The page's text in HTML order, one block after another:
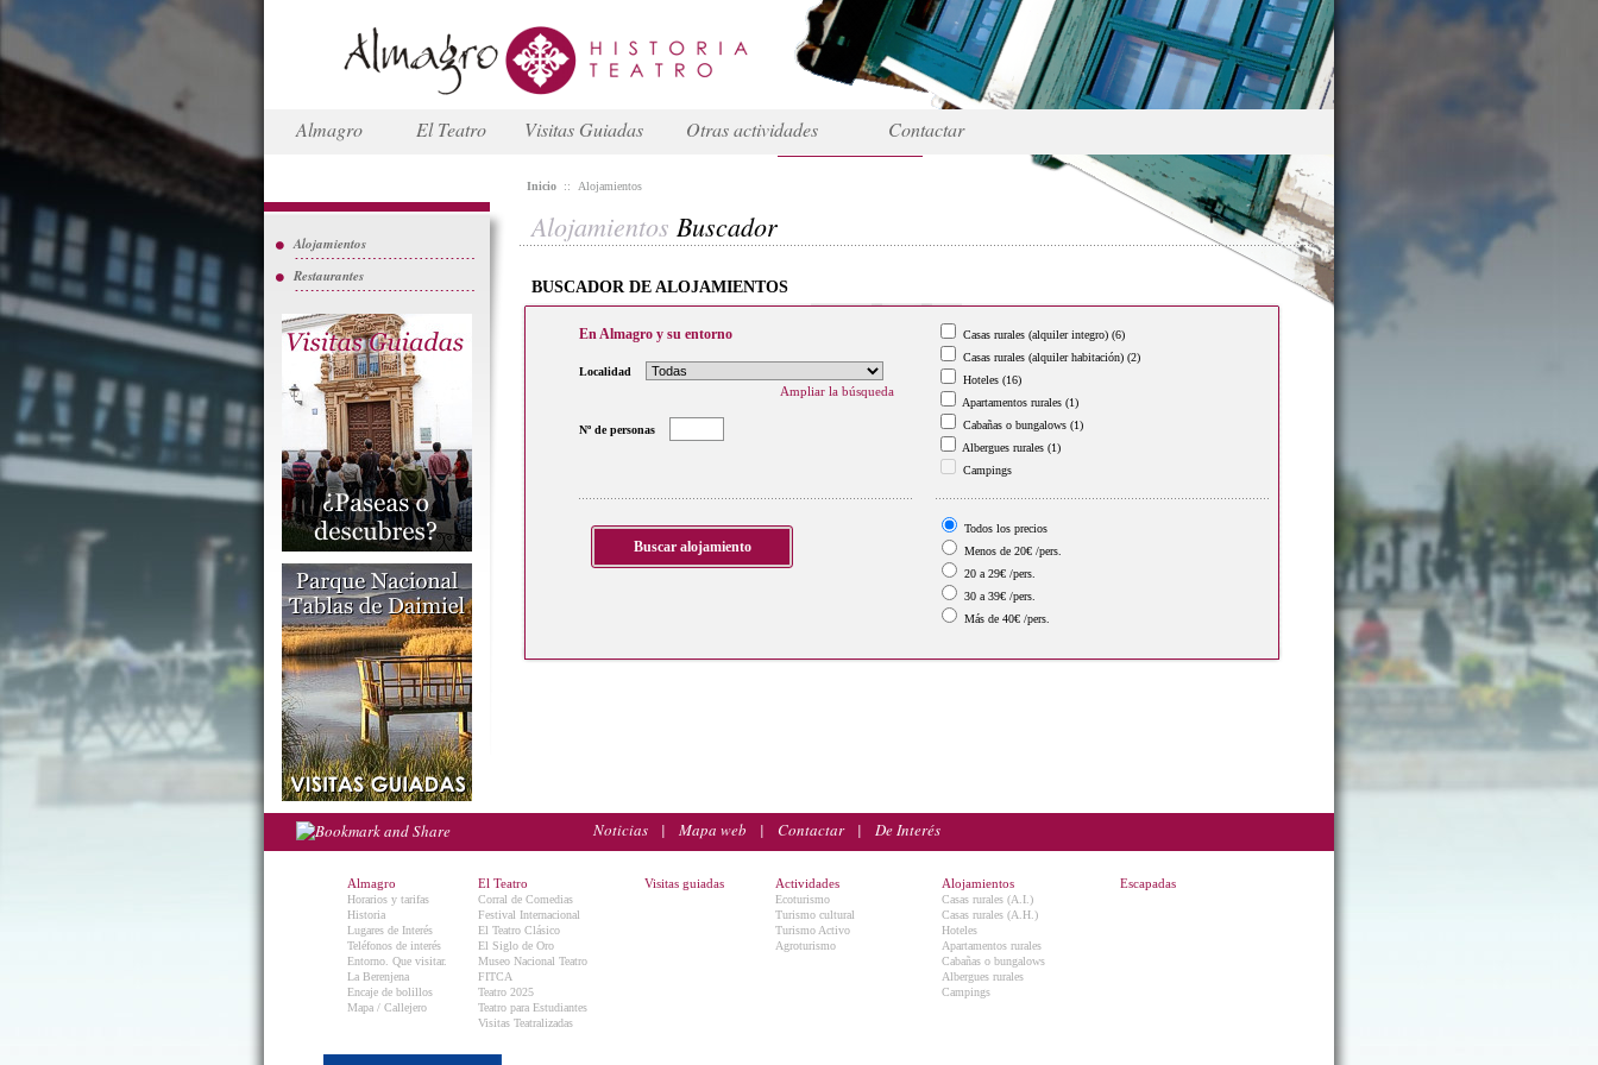
Almagro El Teatro Visitas Guiadas Otras actividades Contactar
Alojamientos
Restaurantes
Inicio :: Alojamientos
Alojamientos Buscador
BUSCADOR DE ALOJAMIENTOS
En Almagro y su entorno
Localidad
Ampliar la búsqueda
Nº de personas
Casas rurales (alquiler integro) (6)
Casas rurales (alquiler habitación) (2)
Hoteles (16)
Apartamentos rurales (1)
Cabañas o bungalows (1)
Albergues rurales (1)
Campings
Todos los precios
Menos de 20€ /pers.
20 a 29€ /pers.
30 a 39€ /pers.
Más de 40€ /pers.
Noticias | Mapa web | Contactar| De Interés
Almagro
Horarios y tarifas
Historia
Lugares de Interés
Teléfonos de interés
Entorno. Que visitar.
La Berenjena
Encaje de bolillos
Mapa / Callejero
El Teatro
Corral de Comedias
Festival Internacional
El Teatro Clásico
El Siglo de Oro
Museo Nacional Teatro
FITCA
Teatro 2025
Teatro para Estudiantes
Visitas Teatralizadas
Visitas guiadas Actividades
Ecoturismo
Turismo cultural
Turismo Activo
Agroturismo
Alojamientos
Casas rurales (A.I.)
Casas rurales (A.H.)
Hoteles
Apartamentos rurales
Cabañas o bungalows
Albergues rurales
Campings
Escapadas